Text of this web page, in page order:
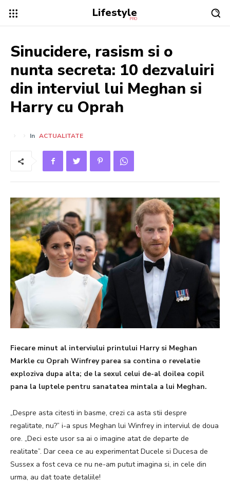
Lifestyle
PRO
Sinucidere, rasism si o
nunta secreta: 10 dezvaluiri
din interviul lui Meghan si
Harry cu Oprah
In ACTUALITATE
Fiecare minut al interviului printului Harry si Meghan
Markle cu Oprah Winfrey parea sa contina o revelatie
exploziva dupa alta; de la sexul celui de-al doilea copil
pana la luptele pentru sanatatea mintala a lui Meghan.
„Despre asta citesti in basme, crezi ca asta stii despre
regalitate, nu?” i-a spus Meghan lui Winfrey in interviul de doua
ore. „Deci este usor sa ai o imagine atat de departe de
realitate”. Dar ceea ce au experimentat Ducele si Ducesa de
Sussex a fost ceva ce nu ne-am putut imagina si, in cele din
urma, au dat toate detaliile!